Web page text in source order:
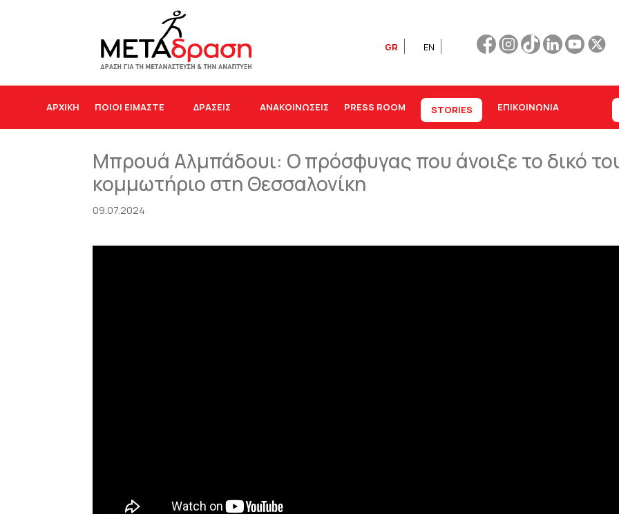
GR EN
ΑΡΧΙΚΉ ΠΟΙΟΙ ΕΙΜΑΣΤΕ ΔΡΆΣΕΙΣ ΑΝΑΚΟΙΝΩΣΕΙΣ PRESS ROOM STORIES ΕΠΙΚΟΙΝΩΝΊΑ
Μπρουά Αλμπάδουι: Ο πρόσφυγας που άνοιξε το δικό
κομμωτήριο στη Θεσσαλονίκη
09.07.2024